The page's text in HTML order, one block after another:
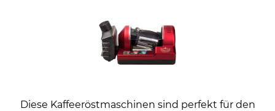
Diese Kaffeeröstmaschinen sind perfekt für den